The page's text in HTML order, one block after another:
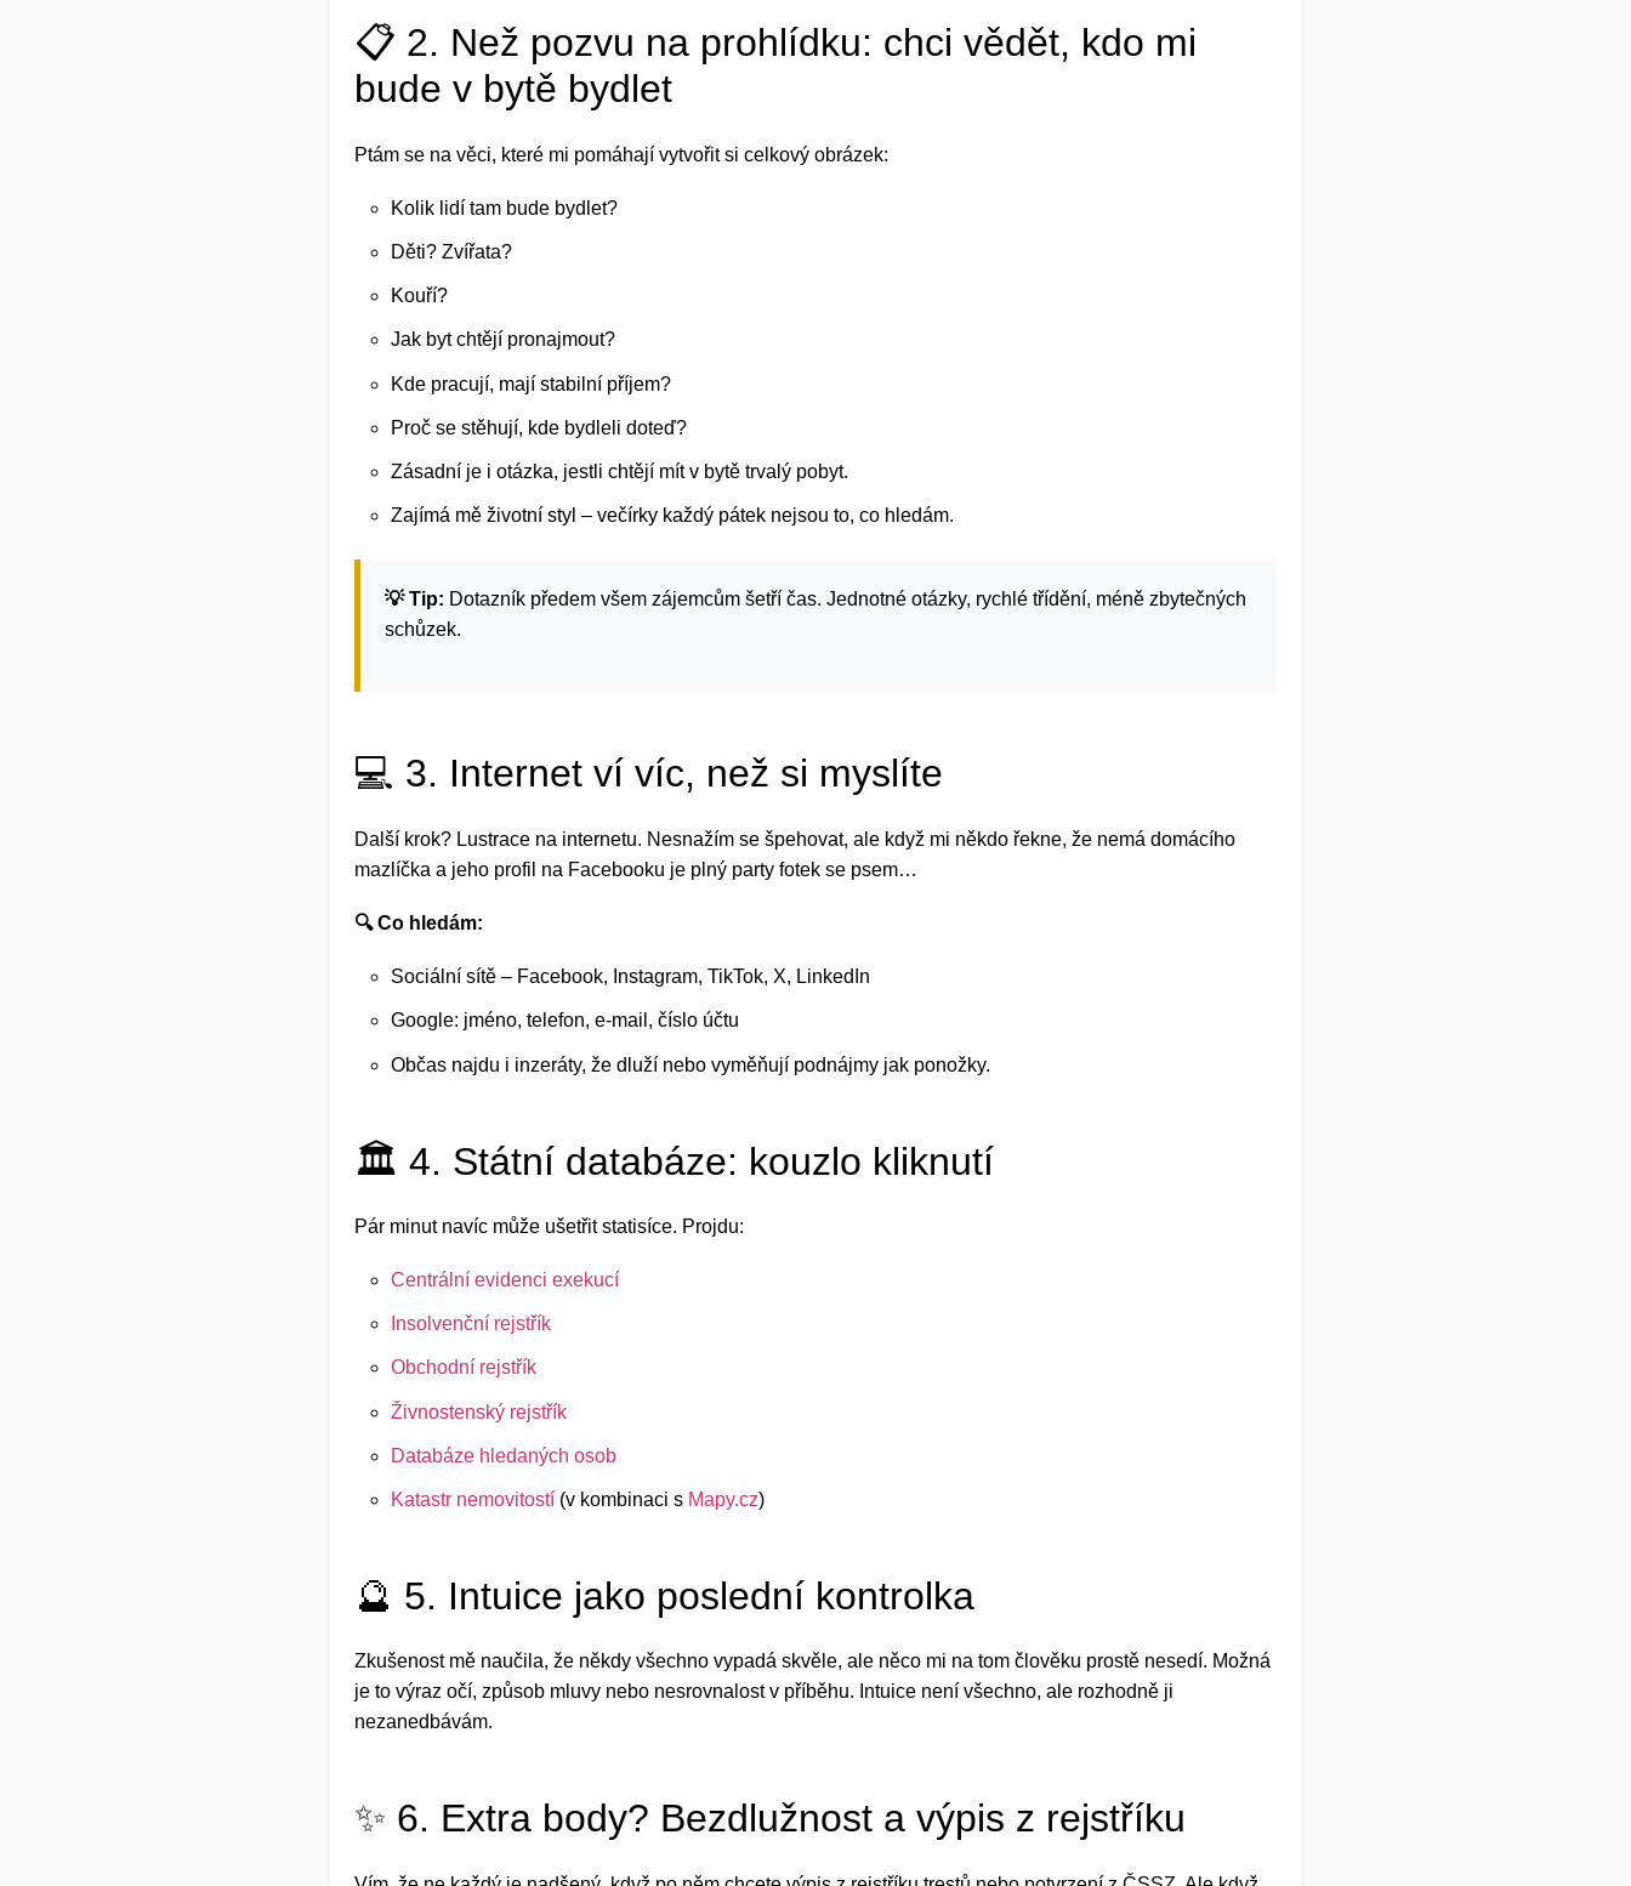
📋 2. Než pozvu na prohlídku: chci vědět, kdo mi
bude v bytě bydlet
Ptám se na věci, které mi pomáhají vytvořit si celkový obrázek:
Kolik lidí tam bude bydlet?
Děti? Zvířata?
Kouří?
Jak byt chtějí pronajmout?
Kde pracují, mají stabilní příjem?
Proč se stěhují, kde bydleli doteď?
Zásadní je i otázka, jestli chtějí mít v bytě trvalý pobyt.
Zajímá mě životní styl – večírky každý pátek nejsou to, co hledám.
💡 Tip: Dotazník předem všem zájemcům šetří čas. Jednotné otázky, rychlé třídění, méně zbytečných
schůzek.
💻 3. Internet ví víc, než si myslíte
Další krok? Lustrace na internetu. Nesnažím se špehovat, ale když mi někdo řekne, že nemá domácího
mazlíčka a jeho profil na Facebooku je plný party fotek se psem…
🔍 Co hledám:
Sociální sítě – Facebook, Instagram, TikTok, X, LinkedIn
Google: jméno, telefon, e-mail, číslo účtu
Občas najdu i inzeráty, že dluží nebo vyměňují podnájmy jak ponožky.
🏛️ 4. Státní databáze: kouzlo kliknutí
Pár minut navíc může ušetřit statisíce. Projdu:
Centrální evidenci exekucí
Insolvenční rejstřík
Obchodní rejstřík
Živnostenský rejstřík
Databáze hledaných osob
Katastr nemovitostí (v kombinaci s Mapy.cz)
🔮 5. Intuice jako poslední kontrolka
Zkušenost mě naučila, že někdy všechno vypadá skvěle, ale něco mi na tom člověku prostě nesedí. Možná
je to výraz očí, způsob mluvy nebo nesrovnalost v příběhu. Intuice není všechno, ale rozhodně ji
nezanedbávám.
✨ 6. Extra body? Bezdlužnost a výpis z rejstříku